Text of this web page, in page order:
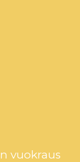
vuokraus